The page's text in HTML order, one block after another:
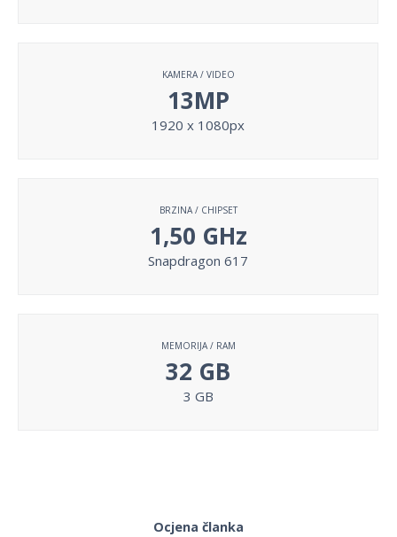
KAMERA / VIDEO
13MP
1920 x 1080px
BRZINA / CHIPSET
1,50 GHz
Snapdragon 617
MEMORIJA / RAM
32 GB
3 GB
Ocjena članka